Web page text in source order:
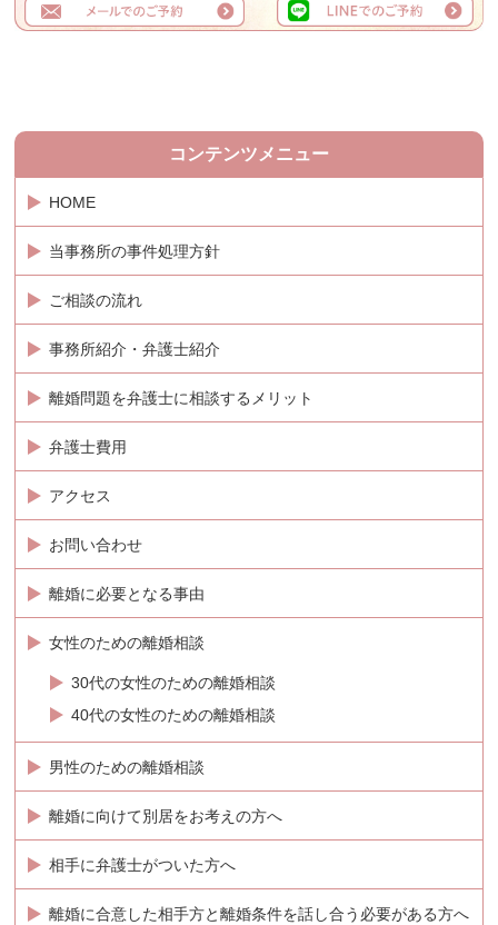
コンテンツメニュー
HOME
当事務所の事件処理方針
ご相談の流れ
事務所紹介・弁護士紹介
離婚問題を弁護士に相談するメリット
弁護士費用
アクセス
お問い合わせ
離婚に必要となる事由
女性のための離婚相談
30代の女性のための離婚相談
40代の女性のための離婚相談
男性のための離婚相談
離婚に向けて別居をお考えの方へ
相手に弁護士がついた方へ
離婚に合意した相手方と離婚条件を話し合う必要がある方へ